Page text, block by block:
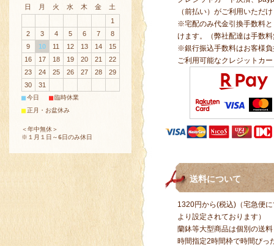
（前払い）がご利用いただ
※宅配のみ代金引換手数料
けます。（弊社配達は手数
※銀行振込手数料はお客様
ご利用可能なクレジットカ
送料について
1320円から(税込)（宅急便
より設定されております）
蘭鉢等大型商品は個別の送
時間指定2時間枠で時間ぴっ
日 月 火 水 木 金
土
1
2
3 4 5 6 7
8
9
10 11 12 13 14
15
16
17 18 19 20 21
22
23
24 25 26 27 28
29
30
31
■今日 ■臨時休業
■正月・お盆休み
＜年中無休＞
※１月１日～6日のみ休日